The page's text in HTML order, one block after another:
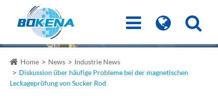
Home News
Industrie News
Diskussion über häufige Probleme bei der magnetischen
Leckageprüfung von Sucker Rod